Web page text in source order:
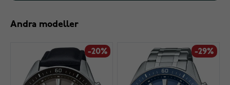
Andra modeller
-20% -29%